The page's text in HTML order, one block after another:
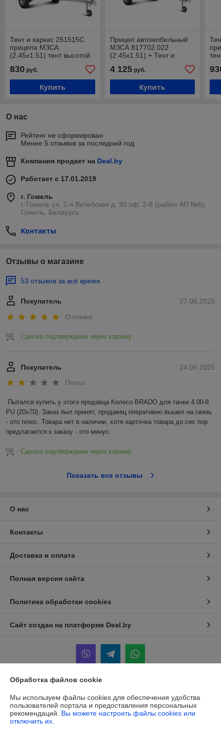
Тент и каркас 251515C
прицепа МЗСА
(2.45х1.51) тент высотой
830 руб.
Купить
Прицеп автомобильный
МЗСА 817702.022
(2.45х1.51) + Тент и
(1.55м)
4 125руб.
Купить
О нас
Рейтинг не сформирован
Менее 5 отзывов за последний год
Компания продает на Deal.by
Работает с 17.01.2019
г. Гомель
г. Гомель ул. 2-я Витебская д. 30 оф. 2-6 (район АП №6),
Гомель, Беларусь
Контакты
Отзывы о магазине
53 отзывов за всё время
27.06.2025
Покупатель
Отлично
Сделка подтверждена через корзину
24.06.2025
Покупатель
Плохо
Пытался купить у этого продавца Колесо BRADO для тачки 4.00-8
PU (20x70). Заказ был принят, продавец оперативно вышел на связь
- это плюс. Товара нет в наличии, хотя карточка товара до сих пор
предлагается к заказу - это минус.
Сделка подтверждена через корзину
Показать все отзывы
О нас
Контакты
Доставка и оплата
Полная версия сайта
Политика обработки cookies
Сайт создан на платформе Deal.by
Индивидуальный предприниматель:ИП Сачук Марина Анатольевна
247758, Республика Беларусь, Гомельская обл. Мозырский р-н. д.
Каменка
Обработка файлов cookie
Мы используем файлы cookies для обеспечения удобства
пользователей портала и предоставления персональных
рекомендаций. Вы можете настроить файлы cookies или
отключить их.